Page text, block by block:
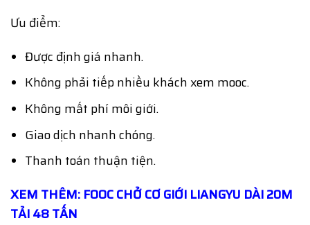
Ưu điểm:
Được định giá nhanh.
Không phải tiếp nhiều khách xem mooc.
Không mất phí môi giới.
Giao dịch nhanh chóng.
Thanh toán thuận tiện.
XEM THÊM: FOOC CHỞ CƠ GIỚI LIANGYU DÀI 20M
TẢI 48 TẤN